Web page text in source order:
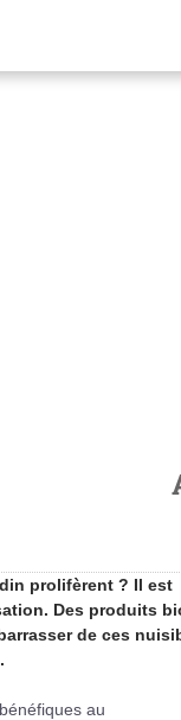
prolifèrent ? Il est
Des produits
de ces
au